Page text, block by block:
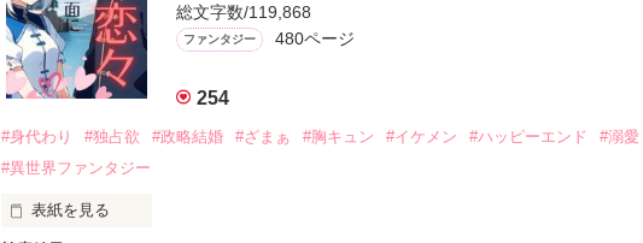
結愛の主治医
診察や治療のときは優しいけど
結愛が無理したときだけは怒る。
総文字数/119,868
ファンタジー 480ページ
254
#身代わり #独占欲 #政略結婚 #ざまぁ #胸キュン #イケメン #ハッピーエンド #溺愛
#異世界ファンタジー
表紙を見る